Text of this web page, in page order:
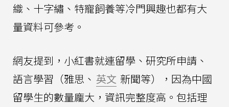
織、十字繡、特寵飼養等冷門興趣也都有大
量資料可參考。
網友提到，小紅書就連留學、研究所申請、
語言學習（雅思、 英文 新聞等），因為中國
留學生的數量龐大，資訊完整度高。包括理